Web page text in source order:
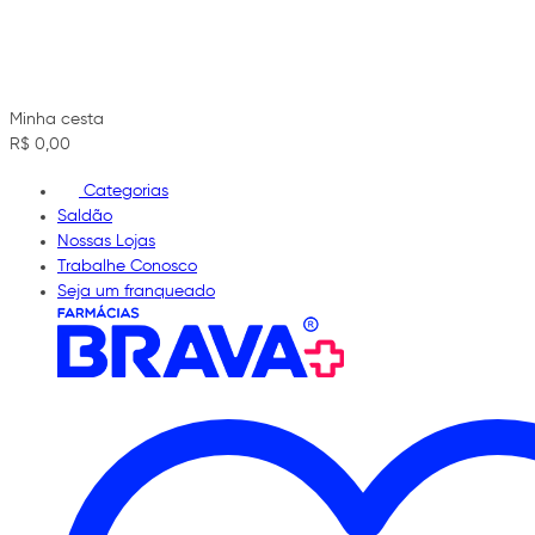
Minha cesta
R$ 0,00
Categorias
Saldão
Nossas Lojas
Trabalhe Conosco
Seja um franqueado